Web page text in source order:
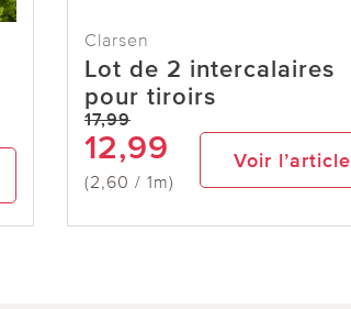
Clarsen
Lot de 2 intercalaires
pour tiroirs
17,99
12,99
(2,60 / 1m)
Voir l’article